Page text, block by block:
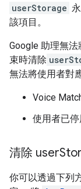
userStorage
該項目。
Google 助理無
束時清除
無法將使用者對
Voice
使用者已停
清除 user
你可以透過下列